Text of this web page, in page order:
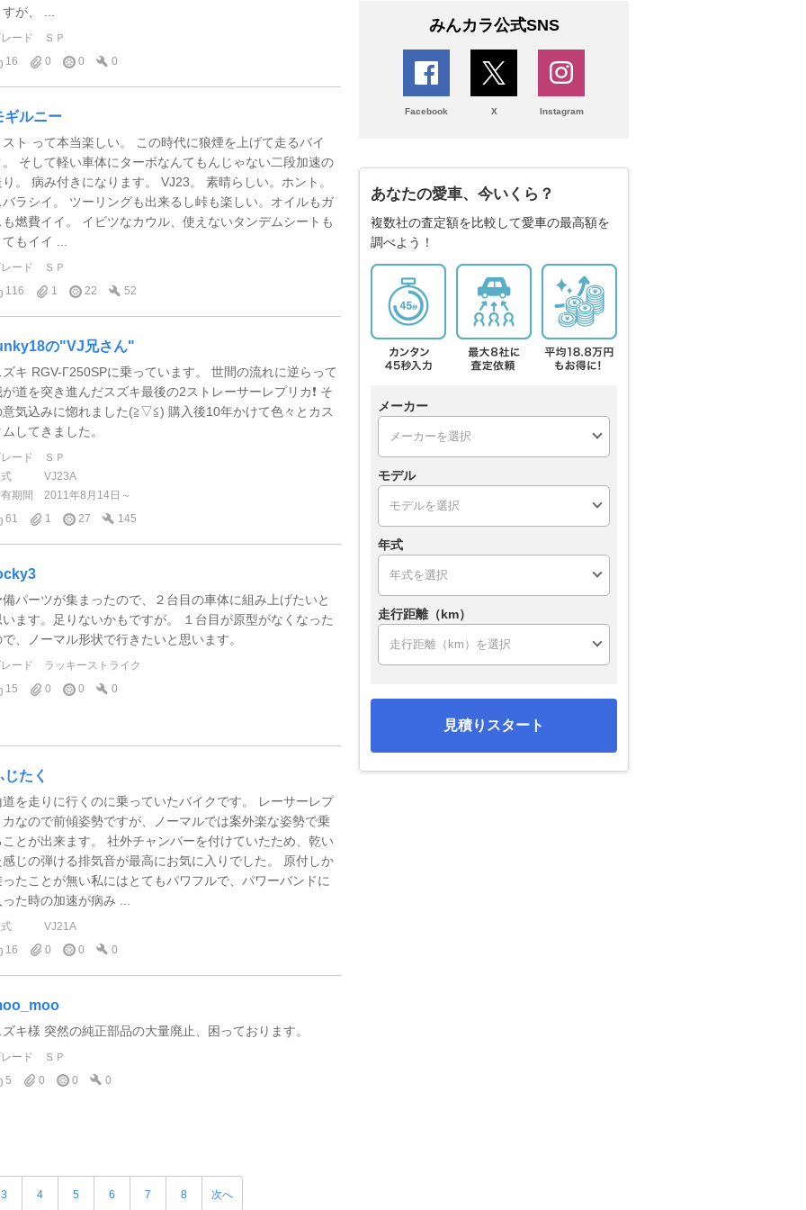
が、 ...
ード
ＳＰ
16
0 0 0
ギルニー
スト って本当楽しい。 この時代に狼煙を上げて走るバイ
。 そして軽い車体にターボなんてもんじゃない二段加速の
り。 病み付きになります。 VJ23。 素晴らしい。ホント。
バラシイ。 ツーリングも出来るし峠も楽しい。オイルもガ
も燃費イイ。 イビツなカウル、使えないタンデムシートも
もイイ ...
ード
ＳＰ
116
1 22 52
の"VJ兄さん"
ズキ RGV-Γ250SPに乗っています。 世間の流れに逆らって
が道を突き進んだスズキ最後の2ストレーサーレプリカ❗ そ
意気込みに惚れました(≧▽≦) 購入後10年かけて色々とカス
してきました。
ード
ＳＰ
VJ23A
期間
2011年8月14日～
61
1 27 145
備パーツが集まったので、２台目の車体に組み上げたいと
います。足りないかもですが。 １台目が原型がなくなった
で、ノーマル形状で行きたいと思います。
ード
ラッキーストライク
15
0 0 0
じたく
道を走りに行くのに乗っていたバイクです。 レーサーレプ
カなので前傾姿勢ですが、ノーマルでは案外楽な姿勢で乗
ことが出来ます。 社外チャンバーを付けていたため、乾い
感じの弾ける排気音が最高にお気に入りでした。 原付しか
ったことが無い私にはとてもパワフルで、パワーバンドに
た時の加速が病み ...
VJ21A
16
0 0 0
ズキ様 突然の純正部品の大量廃止、困っております。
ード
ＳＰ
5
0 0 0
3 4 5 6 7 8 次へ
みんカラ公式SNS
Facebook X Instagram
あなたの愛車、今いくら？
複数社の査定額を比較して愛車の最高額を
調べよう！
メーカー
モデル
年式
走行距離（km）
見積りスタート